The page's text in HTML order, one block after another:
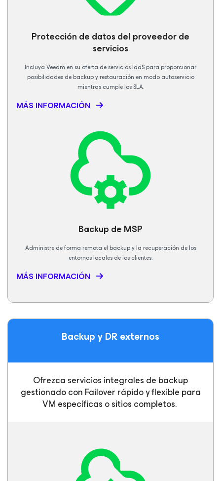
Protección de datos del proveedor de
servicios
Incluya Veeam en su oferta de servicios IaaS para proporcionar
posibilidades de backup y restauración en modo autoservicio
mientras cumple los SLA.
MÁS INFORMACIÓN
Backup de MSP
Administre de forma remota el backup y la recuperación de los
entornos locales de los clientes.
MÁS INFORMACIÓN
Backupy DR externos
Ofrezca servicios integrales de backup
gestionado con Failover rápido y flexible para
VM específicas o sitios completos.